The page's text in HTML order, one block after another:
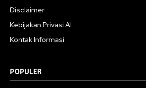
Disclaimer
Kebijakan Privasi AI
Kontak Informasi
POPULER